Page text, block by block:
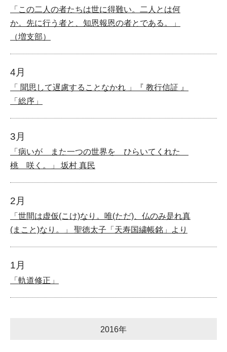
「この二人の者たちは世に得難い。二人とは何
か。先に行う者と、知恩報恩の者とである。」
（増支部）
4月
「 聞思して遅慮することなかれ 」『 教行信証 』
「総序」
3月
「病いが また一つの世界を ひらいてくれた
桃 咲く。」 坂村 真民
2月
「世間は虚仮(こけ)なり。唯(ただ)、仏のみ是れ真
(まこと)なり。」 聖徳太子「天寿国繍帳銘」より
1月
「軌道修正」
2016年